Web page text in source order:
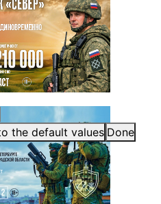
the default values Done